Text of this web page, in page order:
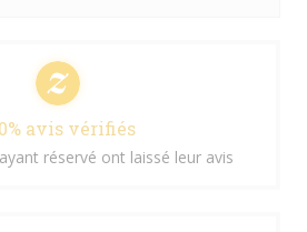
avis vérifiés
réservé ont laissé leur avis